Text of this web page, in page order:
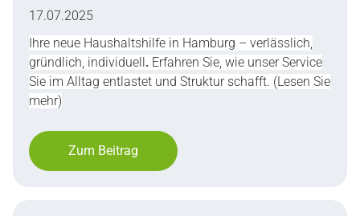
17.07.2025
Ihre neue Haushaltshilfe in Hamburg – verlässlich,
gründlich, individuell. Erfahren Sie, wie unser Service
Sie im Alltag entlastet und Struktur schafft. (Lesen Sie
mehr)
Zum Beitrag